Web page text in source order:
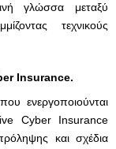
γλώσσα μεταξύ
τεχνικούς
Insurance.
ενεργοποιούνται
Cyber Insurance
και σχέδια